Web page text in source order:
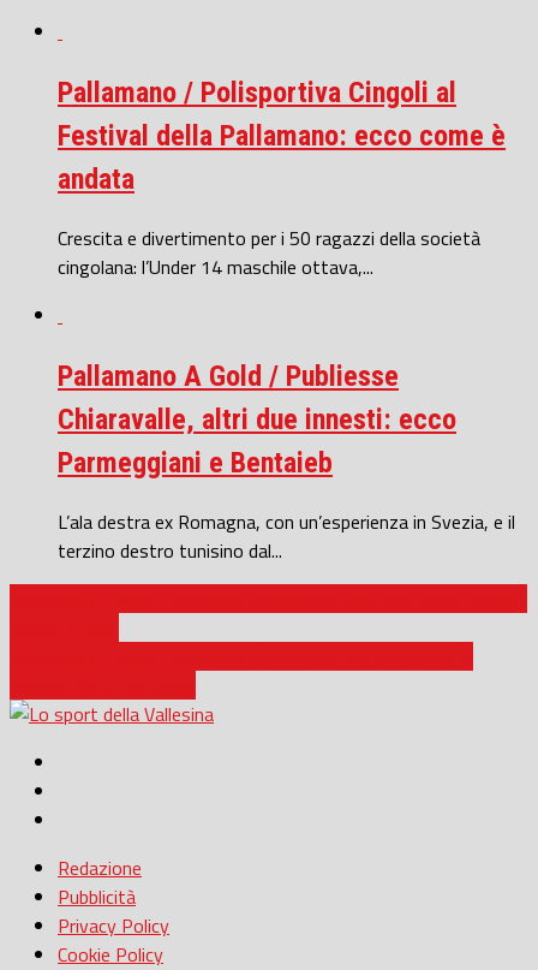
Pallamano / Polisportiva Cingoli al
Festival della Pallamano: ecco come è
andata
Crescita e divertimento per i 50 ragazzi della società
cingolana: l’Under 14 maschile ottava,...
Pallamano A Gold / Publiesse
Chiaravalle, altri due innesti: ecco
Parmeggiani e Bentaieb
L’ala destra ex Romagna, con un’esperienza in Svezia, e il
terzino destro tunisino dal...
Redazione
Pubblicità
Privacy Policy
Cookie Policy